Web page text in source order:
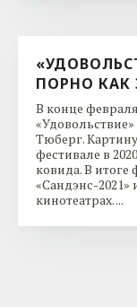
ПОРНО КАК
В конце
Тюберг.
фестивале в
ковида. В
«Сандэнс-2021»
кинотеатрах. ...